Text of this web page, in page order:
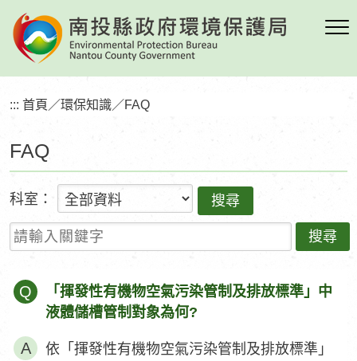
到
要
塊FAQ
::: 首頁 ／環保知識／FAQ
科室：
請輸入關鍵字
Q
「揮發性有機物空氣污染管制及排放標準」中
液體儲槽管制對象為何?
依「揮發性有機物空氣污染管制及排放標準」